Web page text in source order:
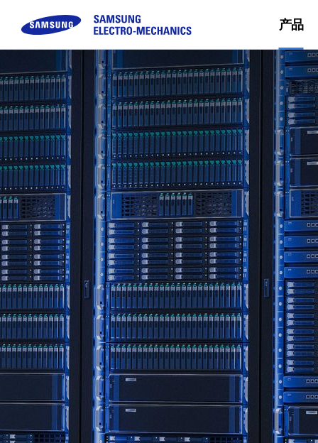
产品
被动元件
MLCC
Inductor
Chip Resistor
Tantalum
Silicon Capacitor
模块
Camera Module
顾客咨询
FAQ
咨询
Sales
Buy Now
企业介绍
三星电机介绍
CEO留信
使命 & 愿景
事业场简介
沿革 & 获奖概况
可持续经营